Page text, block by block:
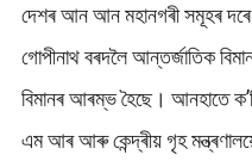
দেশৰ আন আন মহানগৰী সমূহৰ দৰে
গোপীনাথ বৰদলৈ আন্তৰ্জাতিক
বিমানৰ আৰম্ভ হৈছে। আনহাতে
এম আৰ আৰু কেন্দ্ৰীয় গৃহ মন্ত্ৰণালয়ে